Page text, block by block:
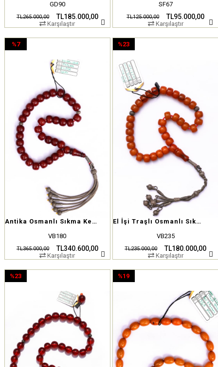
GD90
TL185.000,00
TL265.000,00
Karşılaştır
SF67
TL95.000,00
TL125.000,00
Karşılaştır
Antika Osmanlı Sıkma Kehribar Tesbih
VB180
TL340.600,00
TL365.000,00
%7
Karşılaştır
El İşi Traşlı Osmanlı Sıkma Kehribar Tesbih
VB235
TL180.000,00
TL235.000,00
%23
%23İndirim
Karşılaştır
%23
%19